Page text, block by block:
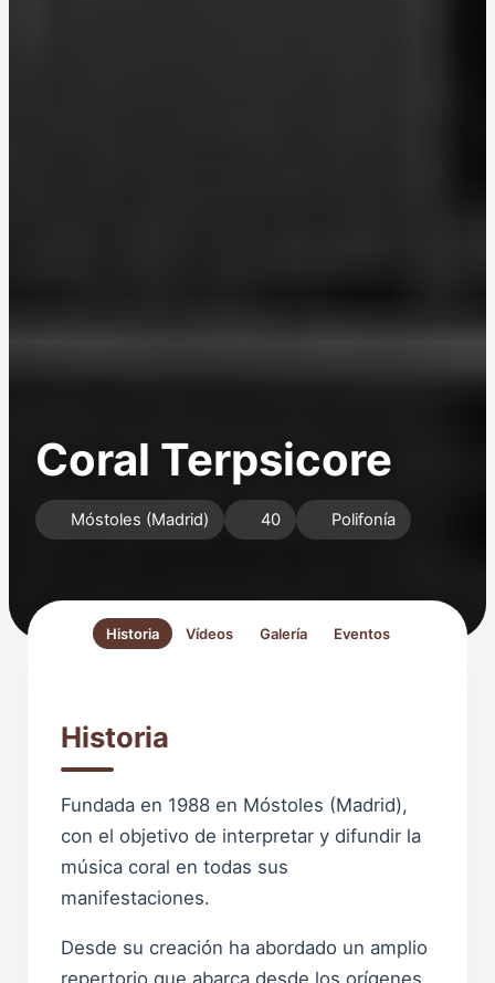
Coral Terpsicore
Móstoles (Madrid) 40 Polifonía
Historia Vídeos Galería Eventos
Historia
Fundada en 1988 en Móstoles (Madrid),
con el objetivo de interpretar y difundir la
música coral en todas sus
manifestaciones.
Desde su creación ha abordado un amplio